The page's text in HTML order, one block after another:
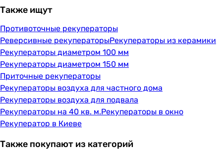
Также ищут
Противоточные рекуператоры
Реверсивные рекуператорыРекуператоры из керамики
Рекуператоры диаметром 100 мм
Рекуператоры диаметром 150 мм
Приточные рекуператоры
Рекуператоры воздуха для частного дома
Рекуператоры воздуха для подвала
Рекуператоры на 40 кв. м.Рекуператоры в окно
Рекуператор в Киеве
Также покупают из категорий